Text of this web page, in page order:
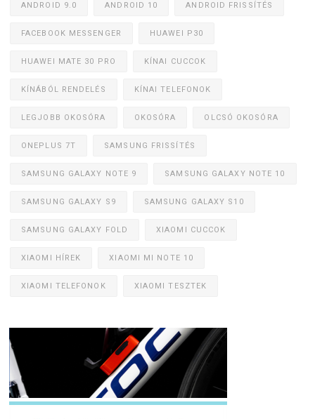
ANDROID 9.0 ANDROID 10 ANDROID FRISSÍTÉS
FACEBOOK MESSENGER HUAWEI P30
HUAWEI MATE 30 PRO KÍNAI CUCCOK
KÍNÁBÓL RENDELÉS KÍNAI TELEFONOK
LEGJOBB OKOSÓRA OKOSÓRA OLCSÓ OKOSÓRA
ONEPLUS 7T SAMSUNG FRISSÍTÉS
SAMSUNG GALAXY NOTE 9 SAMSUNG GALAXY NOTE 10
SAMSUNG GALAXY S9 SAMSUNG GALAXY S10
SAMSUNG GALAXY FOLD XIAOMI CUCCOK
XIAOMI HÍREK XIAOMI MI NOTE 10
XIAOMI TELEFONOK XIAOMI TESZTEK